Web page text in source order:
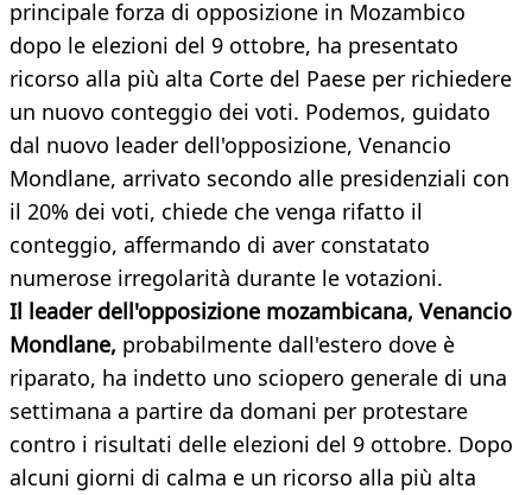
principale forza di opposizione in Mozambico
dopo le elezioni del 9 ottobre, ha presentato
ricorso alla più alta Corte del Paese per richiedere
un nuovo conteggio dei voti. Podemos, guidato
dal nuovo leader dell'opposizione, Venancio
Mondlane, arrivato secondo alle presidenziali con
il 20% dei voti, chiede che venga rifatto il
conteggio, affermando di aver constatato
numerose irregolarità durante le votazioni.
Il leader dell'opposizione mozambicana, Venancio
Mondlane, probabilmente dall'estero dove è
riparato, ha indetto uno sciopero generale di una
settimana a partire da domani per protestare
contro i risultati delle elezioni del 9 ottobre. Dopo
alcuni giorni di calma e un ricorso alla più alta